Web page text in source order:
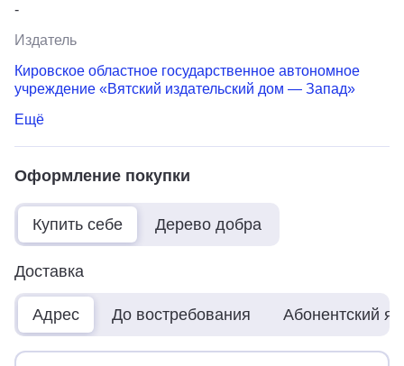
-
Издатель
Кировское областное государственное автономное
учреждение «Вятский издательский дом — Запад»
Ещё
Оформление покупки
Купить себе Дерево добра
Доставка
Адрес До востребования Абонентский